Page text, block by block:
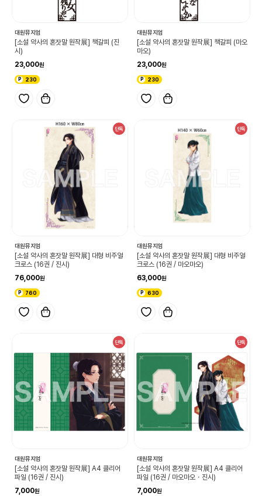
대원뮤지엄
[소설 약사의 혼잣말 원작展] 책갈피 (진
시)
23,000
230
대원뮤지엄
[소설 약사의 혼잣말 원작展] 책갈피 (마오
마오)
23,000
230
단독
대원뮤지엄
[소설 약사의 혼잣말 원작展] 대형 비주얼
크로스 (16권 / 진시)
76,000
760
단독
대원뮤지엄
[소설 약사의 혼잣말 원작展] 대형 비주얼
크로스 (16권 / 마오마오)
63,000
630
단독
대원뮤지엄
[소설 약사의 혼잣말 원작展] A4 클리어
파일 (16권 / 진시)
7,000
단독
대원뮤지엄
[소설 약사의 혼잣말 원작展] A4 클리어
파일 (16권 / 마오마오・진시)
7,000